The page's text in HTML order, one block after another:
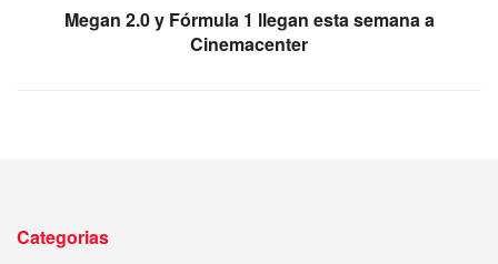
Megan 2.0 y Fórmula 1 llegan esta semana a
Cinemacenter
Categorias